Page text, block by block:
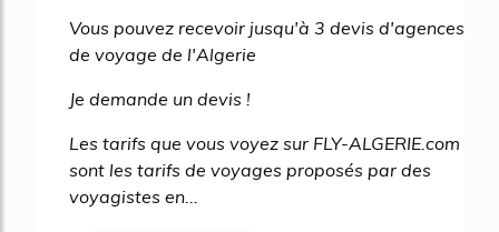
Vous pouvez recevoir jusqu'à 3 devis d'agences
de voyage de l'Algerie
Je demande un devis !
Les tarifs que vous voyez sur FLY-ALGERIE.com
sont les tarifs de voyages proposés par des
voyagistes en...